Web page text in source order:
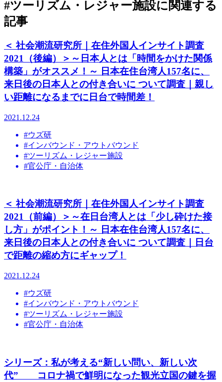
#ツーリズム・レジャー施設に関連する
記事
＜ 社会潮流研究所｜在住外国人インサイト調査
2021（後編）＞～日本人とは「時間をかけた関係
構築」がオススメ！～ 日本在住台湾人157名に、
来日後の日本人との付き合いに ついて調査｜親し
い距離になるまでに日台で時間差！
2021.12.24
#ウズ研
#インバウンド・アウトバウンド
#ツーリズム・レジャー施設
#官公庁・自治体
＜ 社会潮流研究所｜在住外国人インサイト調査
2021（前編）＞～在日台湾人とは「少し砕けた接
し方」がポイント！～ 日本在住台湾人157名に、
来日後の日本人との付き合いに ついて調査｜日台
で距離の縮め方にギャップ！
2021.12.24
#ウズ研
#インバウンド・アウトバウンド
#ツーリズム・レジャー施設
#官公庁・自治体
シリーズ：私が考える“新しい問い、新しい次
代” コロナ禍で鮮明になった観光立国の鍵を握